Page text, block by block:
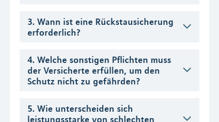
3. Wann ist eine Rückstausicherung
erforderlich?
4. Welche sonstigen Pflichten muss
der Versicherte erfüllen, um den
Schutz nicht zu gefährden?
5. Wie unterscheiden sich
leistungsstarke von schlechten